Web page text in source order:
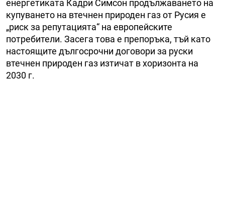
енергетиката Кадри Симсон продължаването на
купуването на втечнен природен газ от Русия е
„риск за репутацията“ на европейските
потребители. Засега това е препоръка, тъй като
настоящите дългосрочни договори за руски
втечнен природен газ изтичат в хоризонта на
2030 г.